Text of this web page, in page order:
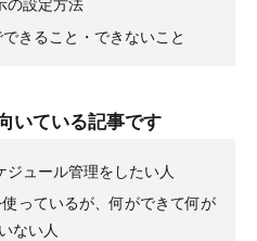
の設定方法
きること・できないこと
いている記事です
ジュール管理をしたい人
っているが、何ができて何が
ない人